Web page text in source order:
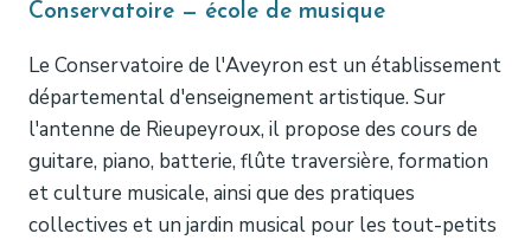
Conservatoire — école de musique
Le Conservatoire de l'Aveyron est un établissement
départemental d'enseignement artistique. Sur
l'antenne de Rieupeyroux, il propose des cours de
guitare, piano, batterie, flûte traversière, formation
et culture musicale, ainsi que des pratiques
collectives et un jardin musical pour les tout-petits